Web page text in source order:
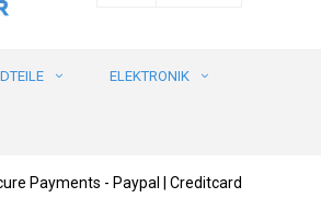
ELEKTRONIK
Payments - Paypal | Creditcard